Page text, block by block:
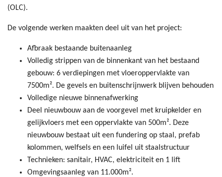
(OLC).
De volgende werken maakten deel uit van het project:
Afbraak bestaande buitenaanleg
Volledig strippen van de binnenkant van het bestaand
gebouw: 6 verdiepingen met vloeroppervlakte van
7500m². De gevels en buitenschrijnwerk blijven behouden
Volledige nieuwe binnenafwerking
Deel nieuwbouw aan de voorgevel met kruipkelder en
gelijkvloers met een oppervlakte van 500m². Deze
nieuwbouw bestaat uit een fundering op staal, prefab
kolommen, welfsels en een luifel uit staalstructuur
Technieken: sanitair, HVAC, elektriciteit en 1 lift
Omgevingsaanleg van 11.000m².